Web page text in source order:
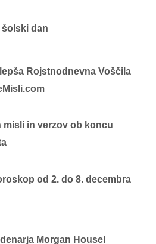
šolski dan
Rojstnodnevna Voščila
misli in verzov ob koncu
od 2. do 8. decembra
Morgan Housel